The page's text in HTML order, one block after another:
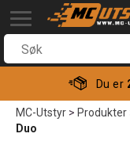
Du er
MC-Utstyr>Produkter
Duo